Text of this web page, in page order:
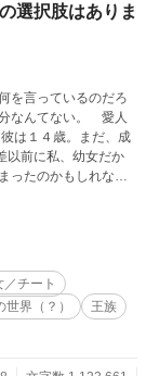
選択肢はありま
を言っているのだろ
なんてない。 愛人
は１４歳。まだ、成
以前に私、幼女だか
てはならない。私
対にだ。 しかし運
異形との戦い。聖女
ムに関してですが、
、一応本編内容にな
／チート
界（？）
王族